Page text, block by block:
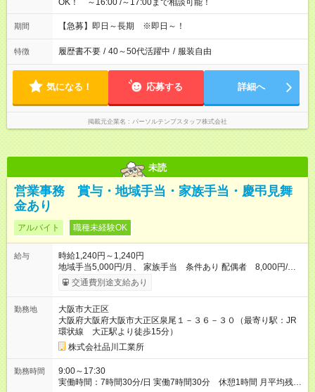
OK！ ～16:00 /～17:00まで相談可能！
期間 【急募】即日～長期 ※即日～！
特徴 履歴書不要 / 40～50代活躍中 / 服装自由
気になる！ 応募する 詳細へ
掲載元企業名 パーソルテンプスタッフ株式会社
未読
営業事務 賞与・地域手当・家族手当・慶弔見舞
金あり
アルバイト 職種未経験OK
給与
時給1,240円～1,240円
地域手当5,000円/月、 家族手当 条件あり 配偶者 8,000円/月
子供一人当たり 8,000円/月 その他利家族一人当たり 1,500円/
月 慶弔見舞金あり 賞与あり 前年度実績 年2回 計412,000円
【試用期間】試用期間なし
交通費別途支給あり
勤務地
大阪市大正区
大阪府大阪府大阪市大正区泉尾１－３６－３０（最寄り駅：JR
環状線 大正駅より徒歩15分）
株式会社品川工業所
勤務時間
9:00～17:30
実働時間：7時間30分/日 実働7時間30分 休憩1時間 月平均残業